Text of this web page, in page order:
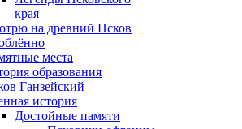
края
на древний Псков
места
образования
Ганзейский
история
Достойные памяти